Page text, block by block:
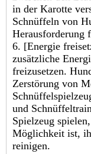
in der Karotte
Schnüffeln von
Herausforderung
6. [Energie
zusätzliche
freizusetzen.
Zerstörung von
und
Spielzeug
Möglichkeit ist,
reinigen.